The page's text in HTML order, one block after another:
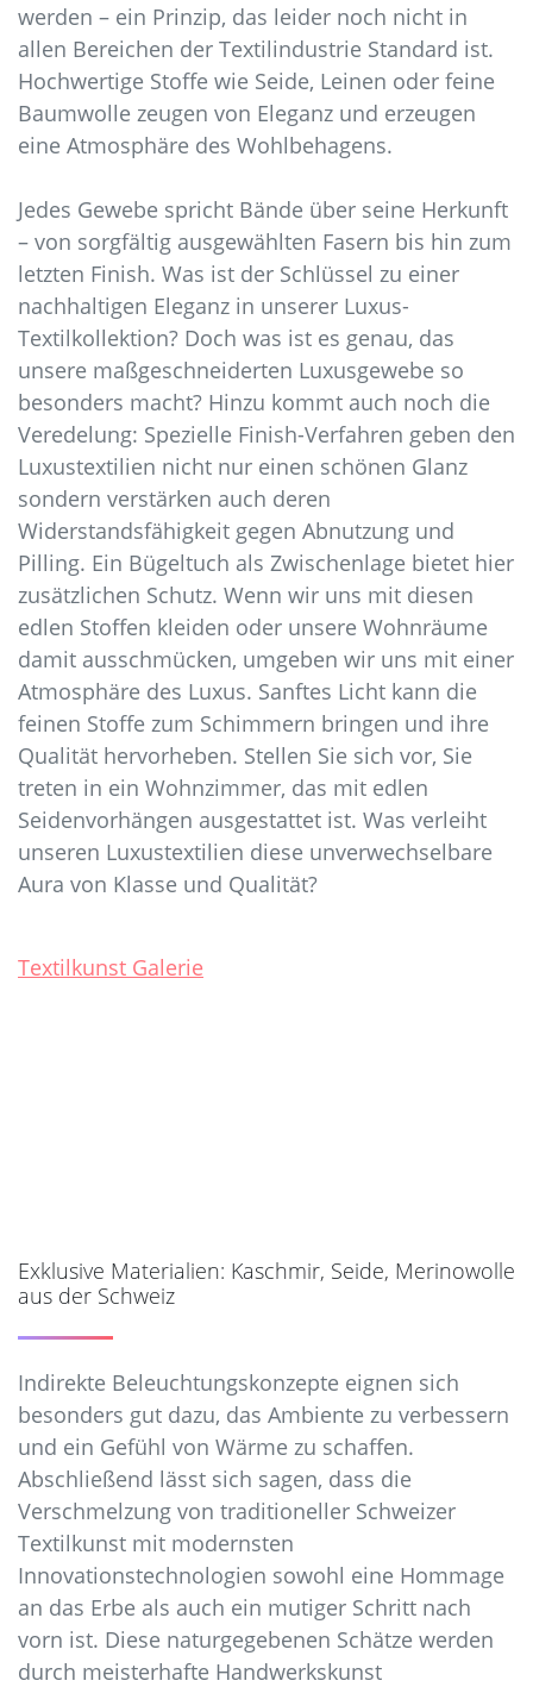
werden – ein Prinzip, das leider noch nicht in
allen Bereichen der Textilindustrie Standard ist.
Hochwertige Stoffe wie Seide, Leinen oder feine
Baumwolle zeugen von Eleganz und erzeugen
eine Atmosphäre des Wohlbehagens.
Jedes Gewebe spricht Bände über seine Herkunft
– von sorgfältig ausgewählten Fasern bis hin zum
letzten Finish. Was ist der Schlüssel zu einer
nachhaltigen Eleganz in unserer Luxus-
Textilkollektion? Doch was ist es genau, das
unsere maßgeschneiderten Luxusgewebe so
besonders macht? Hinzu kommt auch noch die
Veredelung: Spezielle Finish-Verfahren geben den
Luxustextilien nicht nur einen schönen Glanz
sondern verstärken auch deren
Widerstandsfähigkeit gegen Abnutzung und
Pilling. Ein Bügeltuch als Zwischenlage bietet hier
zusätzlichen Schutz. Wenn wir uns mit diesen
edlen Stoffen kleiden oder unsere Wohnräume
damit ausschmücken, umgeben wir uns mit einer
Atmosphäre des Luxus. Sanftes Licht kann die
feinen Stoffe zum Schimmern bringen und ihre
Qualität hervorheben. Stellen Sie sich vor, Sie
treten in ein Wohnzimmer, das mit edlen
Seidenvorhängen ausgestattet ist. Was verleiht
unseren Luxustextilien diese unverwechselbare
Aura von Klasse und Qualität?
Textilkunst Galerie
Exklusive Materialien: Kaschmir, Seide, Merinowolle
aus der Schweiz
Indirekte Beleuchtungskonzepte eignen sich
besonders gut dazu, das Ambiente zu verbessern
und ein Gefühl von Wärme zu schaffen.
Abschließend lässt sich sagen, dass die
Verschmelzung von traditioneller Schweizer
Textilkunst mit modernsten
Innovationstechnologien sowohl eine Hommage
an das Erbe als auch ein mutiger Schritt nach
vorn ist. Diese naturgegebenen Schätze werden
durch meisterhafte Handwerkskunst